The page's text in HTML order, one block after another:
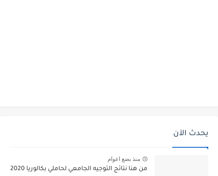
يحدث الآن
منذ بضع اعوام
من هنا نتائج التوجيه الجامعي لحاملي بكالوريا 2020